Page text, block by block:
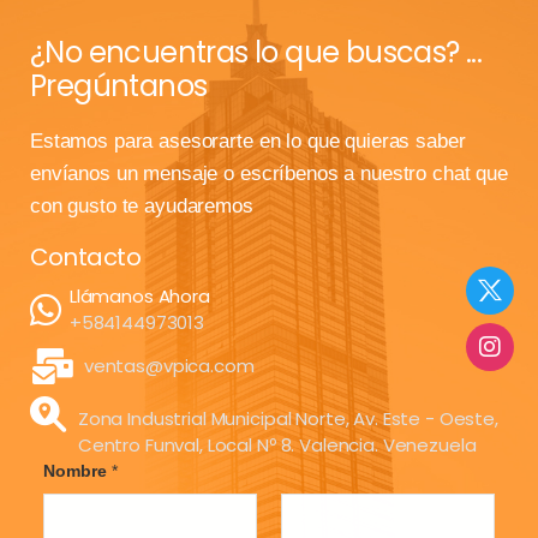
¿No encuentras lo que buscas? ...
Pregúntanos
Estamos para asesorarte en lo que quieras saber
envíanos un mensaje o escríbenos a nuestro chat que
con gusto te ayudaremos
Contacto
Llámanos Ahora
+584144973013
ventas@vpica.com
Zona Industrial Municipal Norte, Av. Este - Oeste,
Centro Funval, Local Nº 8. Valencia. Venezuela
Nombre *